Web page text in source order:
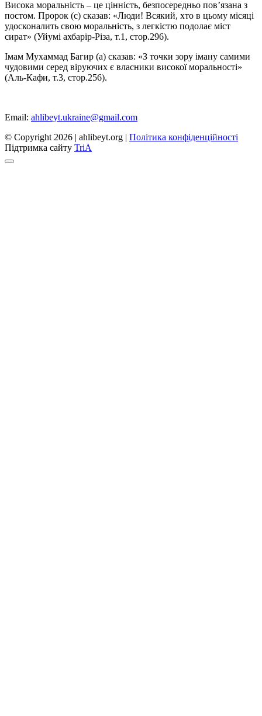
Висока моральність – це цінність, безпосередньо пов’язана з
постом. Пророк (с) сказав: «Люди! Всякий, хто в цьому місяці
удосконалить свою моральність, з легкістю подолає міст
сират» (Уйумі ахбарір-Різа, т.1, стор.296).
Імам Мухаммад Багир (а) сказав: «З точки зору іману самими
чудовими серед віруючих є власники високої моральності»
(Аль-Кафи, т.3, стор.256).
Email: ahlibeyt.ukraine@gmail.com
© Copyright 2026 | ahlibeyt.org | Політика конфіденційності
Пiдтримка сайту TriA